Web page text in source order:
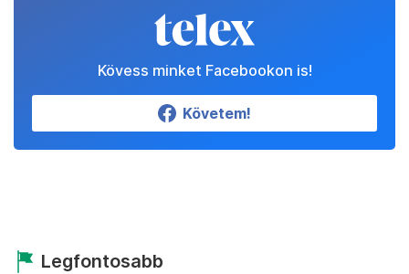
Kövess minket Facebookon is!
Követem!
Legfontosabb